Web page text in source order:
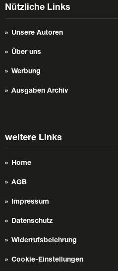
Nützliche Links
Unsere Autoren
Über uns
Werbung
Ausgaben Archiv
weitere Links
Home
AGB
Impressum
Datenschutz
Widerrufsbelehrung
Cookie-Einstellungen